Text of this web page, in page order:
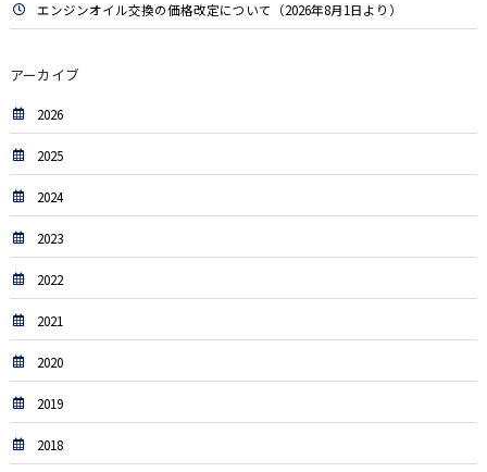
エンジンオイル交換の価格改定について（2026年8月1日より）
アーカイブ
2026
2025
2024
2023
2022
2021
2020
2019
2018